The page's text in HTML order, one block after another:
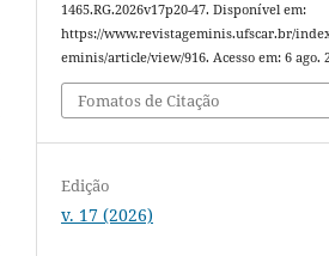
1465.RG.2026v17p20-47. Disponível em:
https://www.revistageminis.ufscar.br/
eminis/article/view/916. Acesso em: 6 ago.
Fomatos de Citação
Edição
v. 17 (2026)